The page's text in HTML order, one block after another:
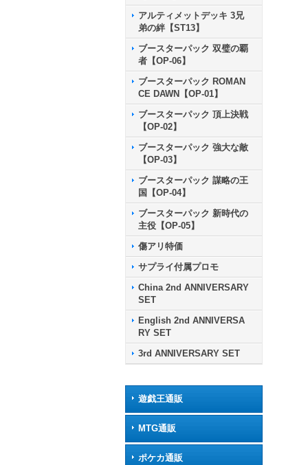
アルティメットデッキ 3兄
弟の絆【ST13】
ブースターパック 双璧の覇
者【OP-06】
ブースターパック ROMAN
CE DAWN【OP-01】
ブースターパック 頂上決戦
【OP-02】
ブースターパック 強大な敵
【OP-03】
ブースターパック 謀略の王
国【OP-04】
ブースターパック 新時代の
主役【OP-05】
傷アリ特価
サプライ付属プロモ
China 2nd ANNIVERSARY
SET
English 2nd ANNIVERSA
RY SET
3rd ANNIVERSARY SET
遊戯王通販
MTG通販
ポケカ通販